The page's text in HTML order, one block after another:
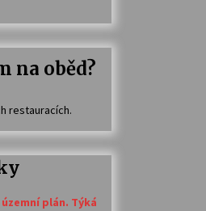
na oběd?
restauracích.
plán. Týká